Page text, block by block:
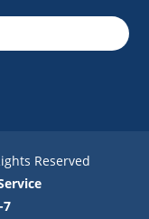
Reserved
7